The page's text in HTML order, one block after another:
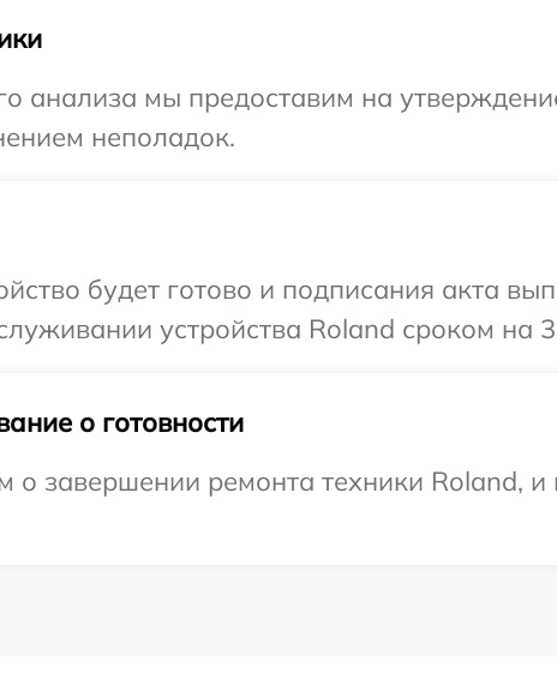
анализа мы предоставим на
неполадок.
будет готово и подписания акта
устройства Roland сроком на
о готовности
завершении ремонта техники Roland, и